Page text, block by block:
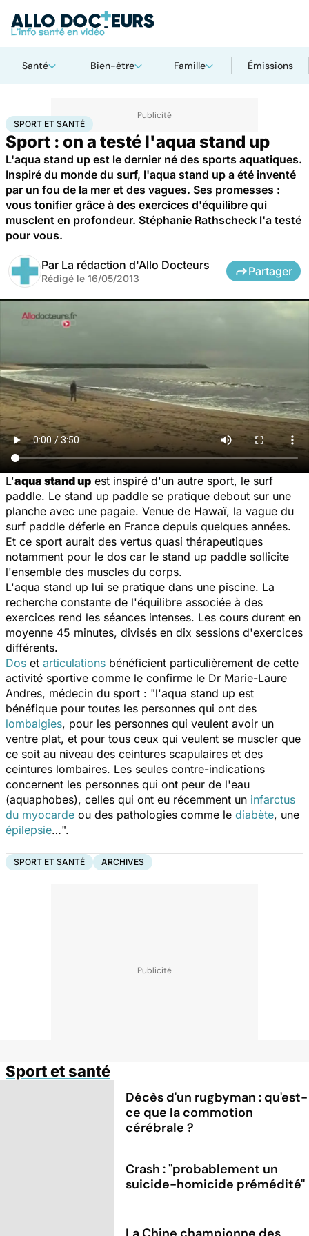
Santé Bien-être Famille Émissions
AccueilBien-êtreSport santé Sport et santé
SPORT ET SANTÉ
Sport : on a testé l'aqua stand up
L'aqua stand up est le dernier né des sports aquatiques.
Inspiré du monde du surf, l'aqua stand up a été inventé
par un fou de la mer et des vagues. Ses promesses :
vous tonifier grâce à des exercices d'équilibre qui
musclent en profondeur. Stéphanie Rathscheck l'a testé
pour vous.
Par La rédaction d'Allo Docteurs
Rédigé le 16/05/2013
Partager
L'aqua stand up est inspiré d'un autre sport, le surf
paddle. Le stand up paddle se pratique debout sur une
planche avec une pagaie. Venue de Hawaï, la vague du
surf paddle déferle en France depuis quelques années.
Et ce sport aurait des vertus quasi thérapeutiques
notamment pour le dos car le stand up paddle sollicite
l'ensemble des muscles du corps.
L'aqua stand up lui se pratique dans une piscine. La
recherche constante de l'équilibre associée à des
exercices rend les séances intenses. Les cours durent en
moyenne 45 minutes, divisés en dix sessions d'exercices
différents.
Dos et articulations bénéficient particulièrement de cette
activité sportive comme le confirme le Dr Marie-Laure
Andres, médecin du sport : "l'aqua stand up est
bénéfique pour toutes les personnes qui ont des
lombalgies, pour les personnes qui veulent avoir un
ventre plat, et pour tous ceux qui veulent se muscler que
ce soit au niveau des ceintures scapulaires et des
ceintures lombaires. Les seules contre-indications
concernent les personnes qui ont peur de l'eau
(aquaphobes), celles qui ont eu récemment un infarctus
du myocarde ou des pathologies comme le diabète, une
épilepsie…".
SPORT ET SANTÉ ARCHIVES
Sport et santé
Décès d'un rugbyman : qu'est-
ce que la commotion
cérébrale ?
Crash : ''probablement un
suicide-homicide prémédité''